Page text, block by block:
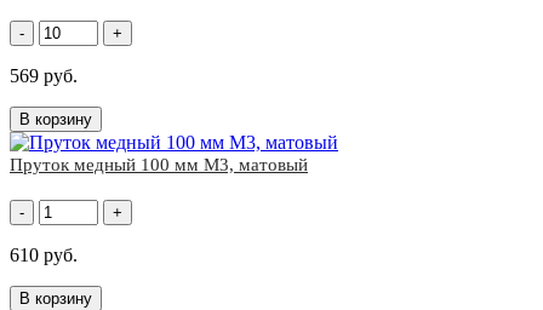
- +
569 руб.
В корзину
Пруток медный 100 мм М3, матовый
- +
610 руб.
В корзину